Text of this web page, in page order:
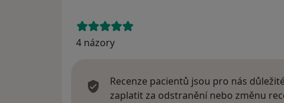
4 názory
Recenze pacientů jsou pro nás
zaplatit za odstranění nebo změnu